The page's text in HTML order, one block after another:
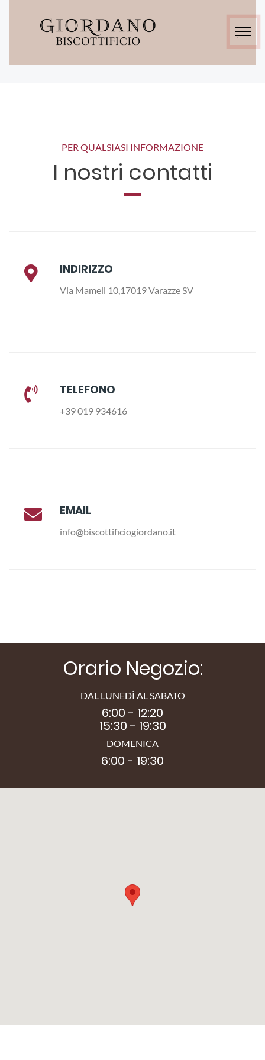
PER QUALSIASI INFORMAZIONE
I nostri contatti
INDIRIZZO
Via Mameli 10,17019 Varazze SV
TELEFONO
+39 019 934616
EMAIL
info@biscottificiogiordano.it
Orario Negozio:
DAL LUNEDÌ AL SABATO
6:00 - 12:20
15:30 - 19:30
DOMENICA
6:00 - 19:30